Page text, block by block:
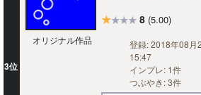
3位
オリジナル作品
★★★★ 8 (5.00)
登録: 2018年08月
15:47
インプレ: 1件
つぶやき: 3件